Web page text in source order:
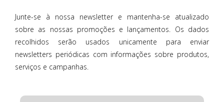
Junte-se à nossa newsletter e mantenha-se atualizado
sobre as nossas promoções e lançamentos. Os dados
recolhidos serão usados unicamente para enviar
newsletters periódicas com informações sobre produtos,
serviços e campanhas.